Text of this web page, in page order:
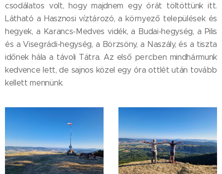
csodálatos volt, hogy majdnem egy órát töltöttünk itt.
Látható a Hasznosi víztározó, a környező települések és
hegyek, a Karancs-Medves vidék, a Budai-hegység, a Pilis
és a Visegrádi-hegység, a Börzsöny, a Naszály, és a tiszta
időnek hála a távoli Tátra. Az első percben mindhármunk
kedvence lett, de sajnos közel egy óra ottlét után tovább
kellett mennünk.